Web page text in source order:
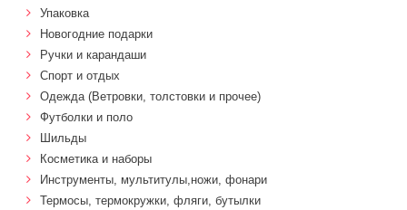
Упаковка
Новогодние подарки
Ручки и карандаши
Спорт и отдых
Одежда (Ветровки, толстовки и прочее)
Футболки и поло
Шильды
Косметика и наборы
Инструменты, мультитулы,ножи, фонари
Термосы, термокружки, фляги, бутылки